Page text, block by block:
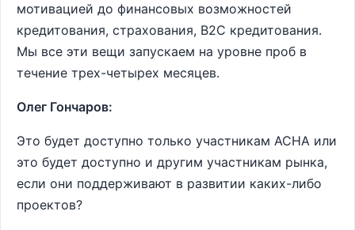
мотивацией до финансовых возможностей
кредитования, страхования, B2C кредитования.
Мы все эти вещи запускаем на уровне проб в
течение трех-четырех месяцев.
Олег Гончаров:
Это будет доступно только участникам АСНА или
это будет доступно и другим участникам рынка,
если они поддерживают в развитии каких-либо
проектов?